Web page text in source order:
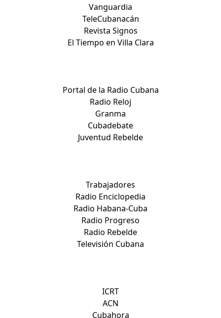
Vanguardia
TeleCubanacán
Revista Signos
El Tiempo en Villa Clara
Portal de la Radio Cubana
Radio Reloj
Granma
Cubadebate
Juventud Rebelde
Trabajadores
Radio Enciclopedia
Radio Habana-Cuba
Radio Progreso
Radio Rebelde
Televisión Cubana
ICRT
ACN
Cubahora